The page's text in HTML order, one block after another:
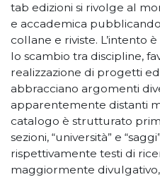
tab edizioni si rivolge al
e accademica
collane e riviste. L’intento
lo scambio tra discipline,
realizzazione di progetti
abbracciano argomenti
apparentemente distanti
catalogo è strutturato
sezioni, “università” e
rispettivamente testi di
maggiormente